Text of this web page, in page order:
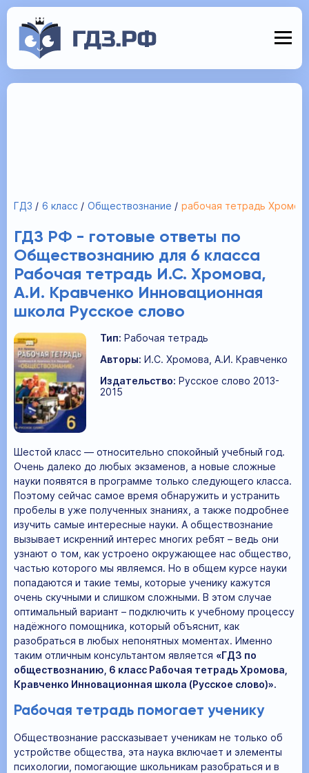
ГДЗ 6 класс Обществознание рабочая тетрадь
ГДЗ РФ - готовые ответы по
Обществознанию для 6 класса
Рабочая тетрадь И.С. Хромова,
А.И. Кравченко Инновационная
школа Русское слово
Тип: Рабочая тетрадь
Авторы: И.С. Хромова, А.И. Кравченко
Издательство: Русское слово 2013-
2015
Шестой класс — относительно спокойный учебный год.
Очень далеко до любых экзаменов, а новые сложные
науки появятся в программе только следующего класса.
Поэтому сейчас самое время обнаружить и устранить
пробелы в уже полученных знаниях, а также подробнее
изучить самые интересные науки. А обществознание
вызывает искренний интерес многих ребят – ведь они
узнают о том, как устроено окружающее нас общество,
частью которого мы являемся. Но в общем курсе науки
попадаются и такие темы, которые ученику кажутся
очень скучными и слишком сложными. В этом случае
оптимальный вариант – подключить к учебному процессу
надёжного помощника, который объяснит, как
разобраться в любых непонятных моментах. Именно
таким отличным консультантом является «ГДЗ по
обществознанию, 6 класс Рабочая тетрадь Хромова,
Кравченко Инновационная школа (Русское слово)».
Рабочая тетрадь помогает ученику
Обществознание рассказывает ученикам не только об
устройстве общества, эта наука включает и элементы
психологии, помогающие школьникам разобраться и в